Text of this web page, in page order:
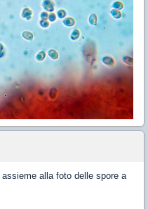
alla foto delle spore a